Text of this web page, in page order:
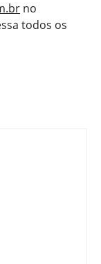
no
todos os